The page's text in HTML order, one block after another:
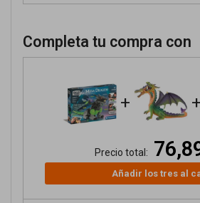
Completa tu compra con
+ +
Precio total:
Añadir los tres al